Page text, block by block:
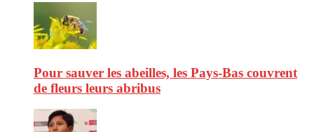
Pour sauver les abeilles, les Pays-Bas couvrent
de fleurs leurs abribus